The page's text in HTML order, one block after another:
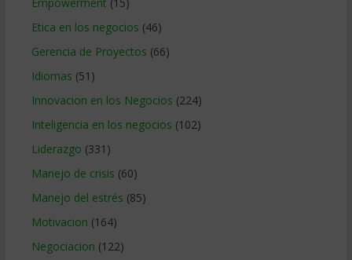
Etica en los negocios (46)
Gerencia de Proyectos (66)
Idiomas (51)
Innovacion en los Negocios (224)
Inteligencia en los negocios (102)
Liderazgo (331)
Manejo de crisis (60)
Manejo del estrés (85)
Motivacion (164)
Negociacion (122)